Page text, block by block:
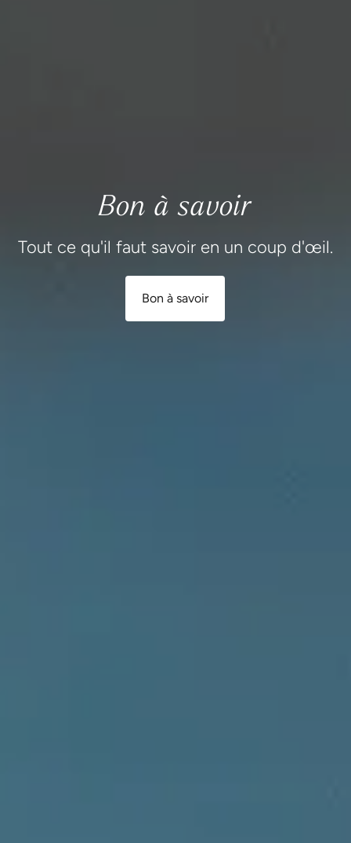
Bon à savoir
Tout ce qu'il faut savoir en un coup d'œil.
Bon à savoir